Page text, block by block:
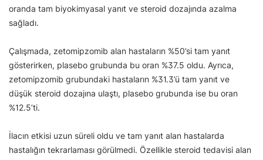
oranda tam biyokimyasal yanıt ve steroid dozajında azalma
sağladı.
Çalışmada, zetomipzomib alan hastaların %50’si tam yanıt
gösterirken, plasebo grubunda bu oran %37.5 oldu. Ayrıca,
zetomipzomib grubundaki hastaların %31.3’ü tam yanıt ve
düşük steroid dozajına ulaştı, plasebo grubunda ise bu oran
%12.5’ti.
İlacın etkisi uzun süreli oldu ve tam yanıt alan hastalarda
hastalığın tekrarlaması görülmedi. Özellikle steroid tedavisi alan